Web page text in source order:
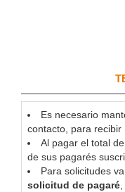
Es necesario
contacto, para recibir
Al pagar el total
de sus pagarés
Para solicitudes
solicitud de pagaré